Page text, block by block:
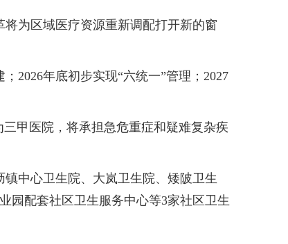
为区域医疗资源重新调配打开新的窗
2026年底初步实现“六统一”管理；2027
甲医院，将承担急危重症和疑难复杂疾
中心卫生院、大岚卫生院、矮陂卫生
园配套社区卫生服务中心等3家社区卫生